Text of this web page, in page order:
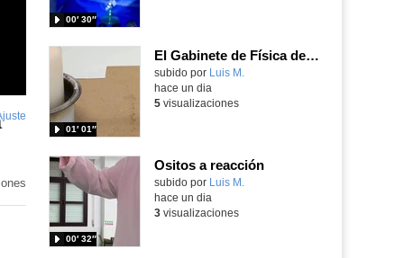
pantalla
00′ 30″
El Gabinete de Física del IES Enrique Tierno Galván de Parla (Curso 25-26)
Contenido educativo.
subido por Luis M.
01′ 01″
hace un dia
5visualizaciones
Ositos a reacción
Contenido educativo.
subido por Luis M.
00′ 32″
hace un dia
3visualizaciones